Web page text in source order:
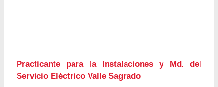
Practicante para la Instalaciones y Md. del
Servicio Eléctrico Valle Sagrado